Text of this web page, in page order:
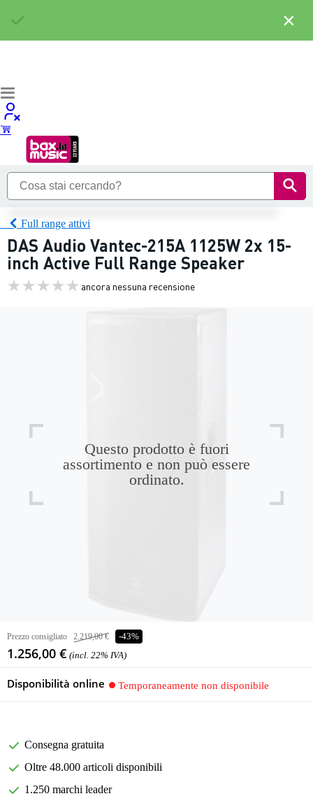
Full range attivi
DAS Audio Vantec-215A 1125W 2x 15-
inch Active Full Range Speaker
ancora nessuna recensione
Questo prodotto è fuori
assortimento e non può essere
ordinato.
Prezzo consigliato 2.219,00 € -43%
1.256,00 € (incl. 22% IVA)
Disponibilità online Temporaneamente non disponibile
Consegna gratuita
Oltre 48.000 articoli disponibili
1.250 marchi leader
×